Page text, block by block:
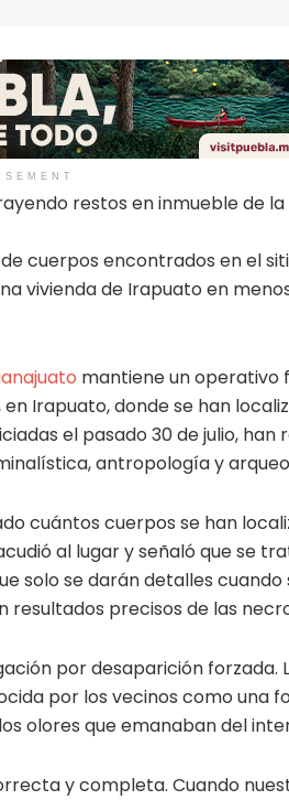
restos en inmueble de
cuerpos encontrados en el
vivienda de Irapuato en
mantiene un operativo
Irapuato, donde se han
el pasado 30 de julio, han
antropología y
cuántos cuerpos se han
al lugar y señaló que se
solo se darán detalles
resultados precisos de las
por desaparición forzada.
por los vecinos como una
olores que emanaban del
y completa. Cuando